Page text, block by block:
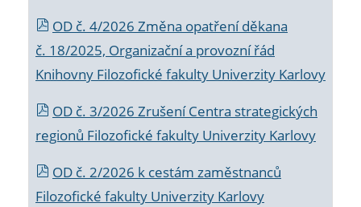
OD č. 4/2026 Změna opatření děkana
č. 18/2025, Organizační a provozní řád
Knihovny Filozofické fakulty Univerzity Karlovy
OD č. 3/2026 Zrušení Centra strategických
regionů Filozofické fakulty Univerzity Karlovy
OD č. 2/2026 k cestám zaměstnanců
Filozofické fakulty Univerzity Karlovy